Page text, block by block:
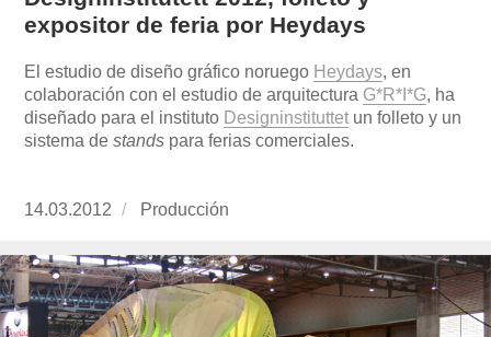
expositor de feria por Heydays
El estudio de diseño gráfico noruego Heydays, en
colaboración con el estudio de arquitectura G*R*I*G, ha
diseñado para el instituto Designinstituttet un folleto y un
sistema destands para ferias comerciales.
Publicado
14.03.2012 https://www.experimenta.es/author/
Producción